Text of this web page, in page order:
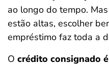
ao longo do tempo.
estão altas, escolher
empréstimo faz toda a
O crédito consignado